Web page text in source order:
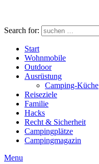
Search for:
Start
Wohnmobile
Outdoor
Ausrüstung
Camping-Küche
Reiseziele
Familie
Hacks
Recht & Sicherheit
Campingplätze
Campingmagazin
Menu